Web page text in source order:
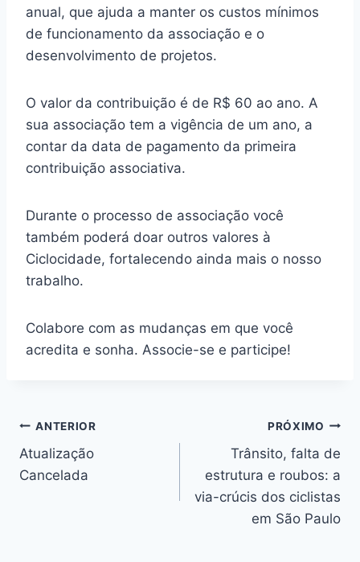
anual, que ajuda a manter os custos mínimos
de funcionamento da associação e o
desenvolvimento de projetos.
O valor da contribuição é de R$ 60 ao ano. A
sua associação tem a vigência de um ano, a
contar da data de pagamento da primeira
contribuição associativa.
Durante o processo de associação você
também poderá doar outros valores à
Ciclocidade, fortalecendo ainda mais o nosso
trabalho.
Colabore com as mudanças em que você
acredita e sonha. Associe-se e participe!
Navegação
de
ANTERIOR
Atualização
Cancelada
PRÓXIMO
Trânsito, falta de
estrutura e roubos: a
via-crúcis dos ciclistas
em São Paulo